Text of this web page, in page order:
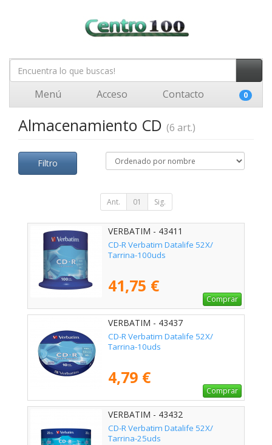
Menú Acceso Contacto 0
Almacenamiento CD (6 art.)
Filtro
Ant. 01 Sig.
VERBATIM - 43411
CD-R Verbatim Datalife 52X/
Tarrina-100uds
41,75 €
Comprar
VERBATIM - 43437
CD-R Verbatim Datalife 52X/
Tarrina-10uds
4,79 €
Comprar
VERBATIM - 43432
CD-R Verbatim Datalife 52X/
Tarrina-25uds